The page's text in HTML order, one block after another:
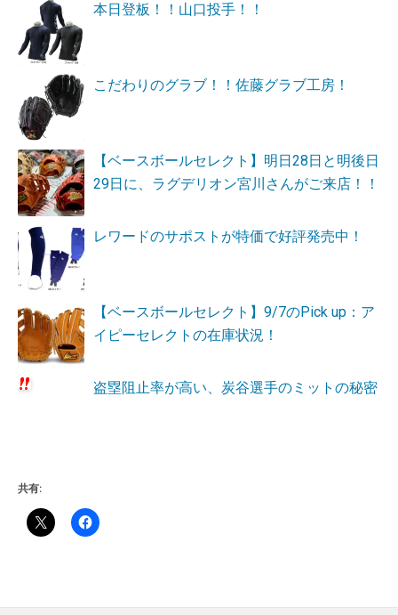
本日登板！！山口投手！！
こだわりのグラブ！！佐藤グラブ工房！
【ベースボールセレクト】明日28日と明後日
29日に、ラグデリオン宮川さんがご来店！！
レワードのサポストが特価で好評発売中！
【ベースボールセレクト】9/7のPick up：ア
イピーセレクトの在庫状況！
盗塁阻止率が高い、炭谷選手のミットの秘密
共有: